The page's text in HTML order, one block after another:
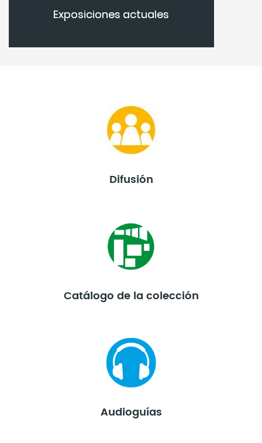
Difusión
Catálogo de la colección
Audioguías